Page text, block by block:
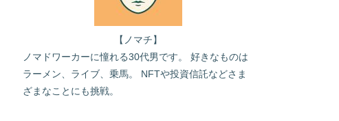
【ノマチ】
ノマドワーカーに憧れる30代男です。 好きなものは
ラーメン、ライブ、乗馬。 NFTや投資信託などさま
ざまなことにも挑戦。